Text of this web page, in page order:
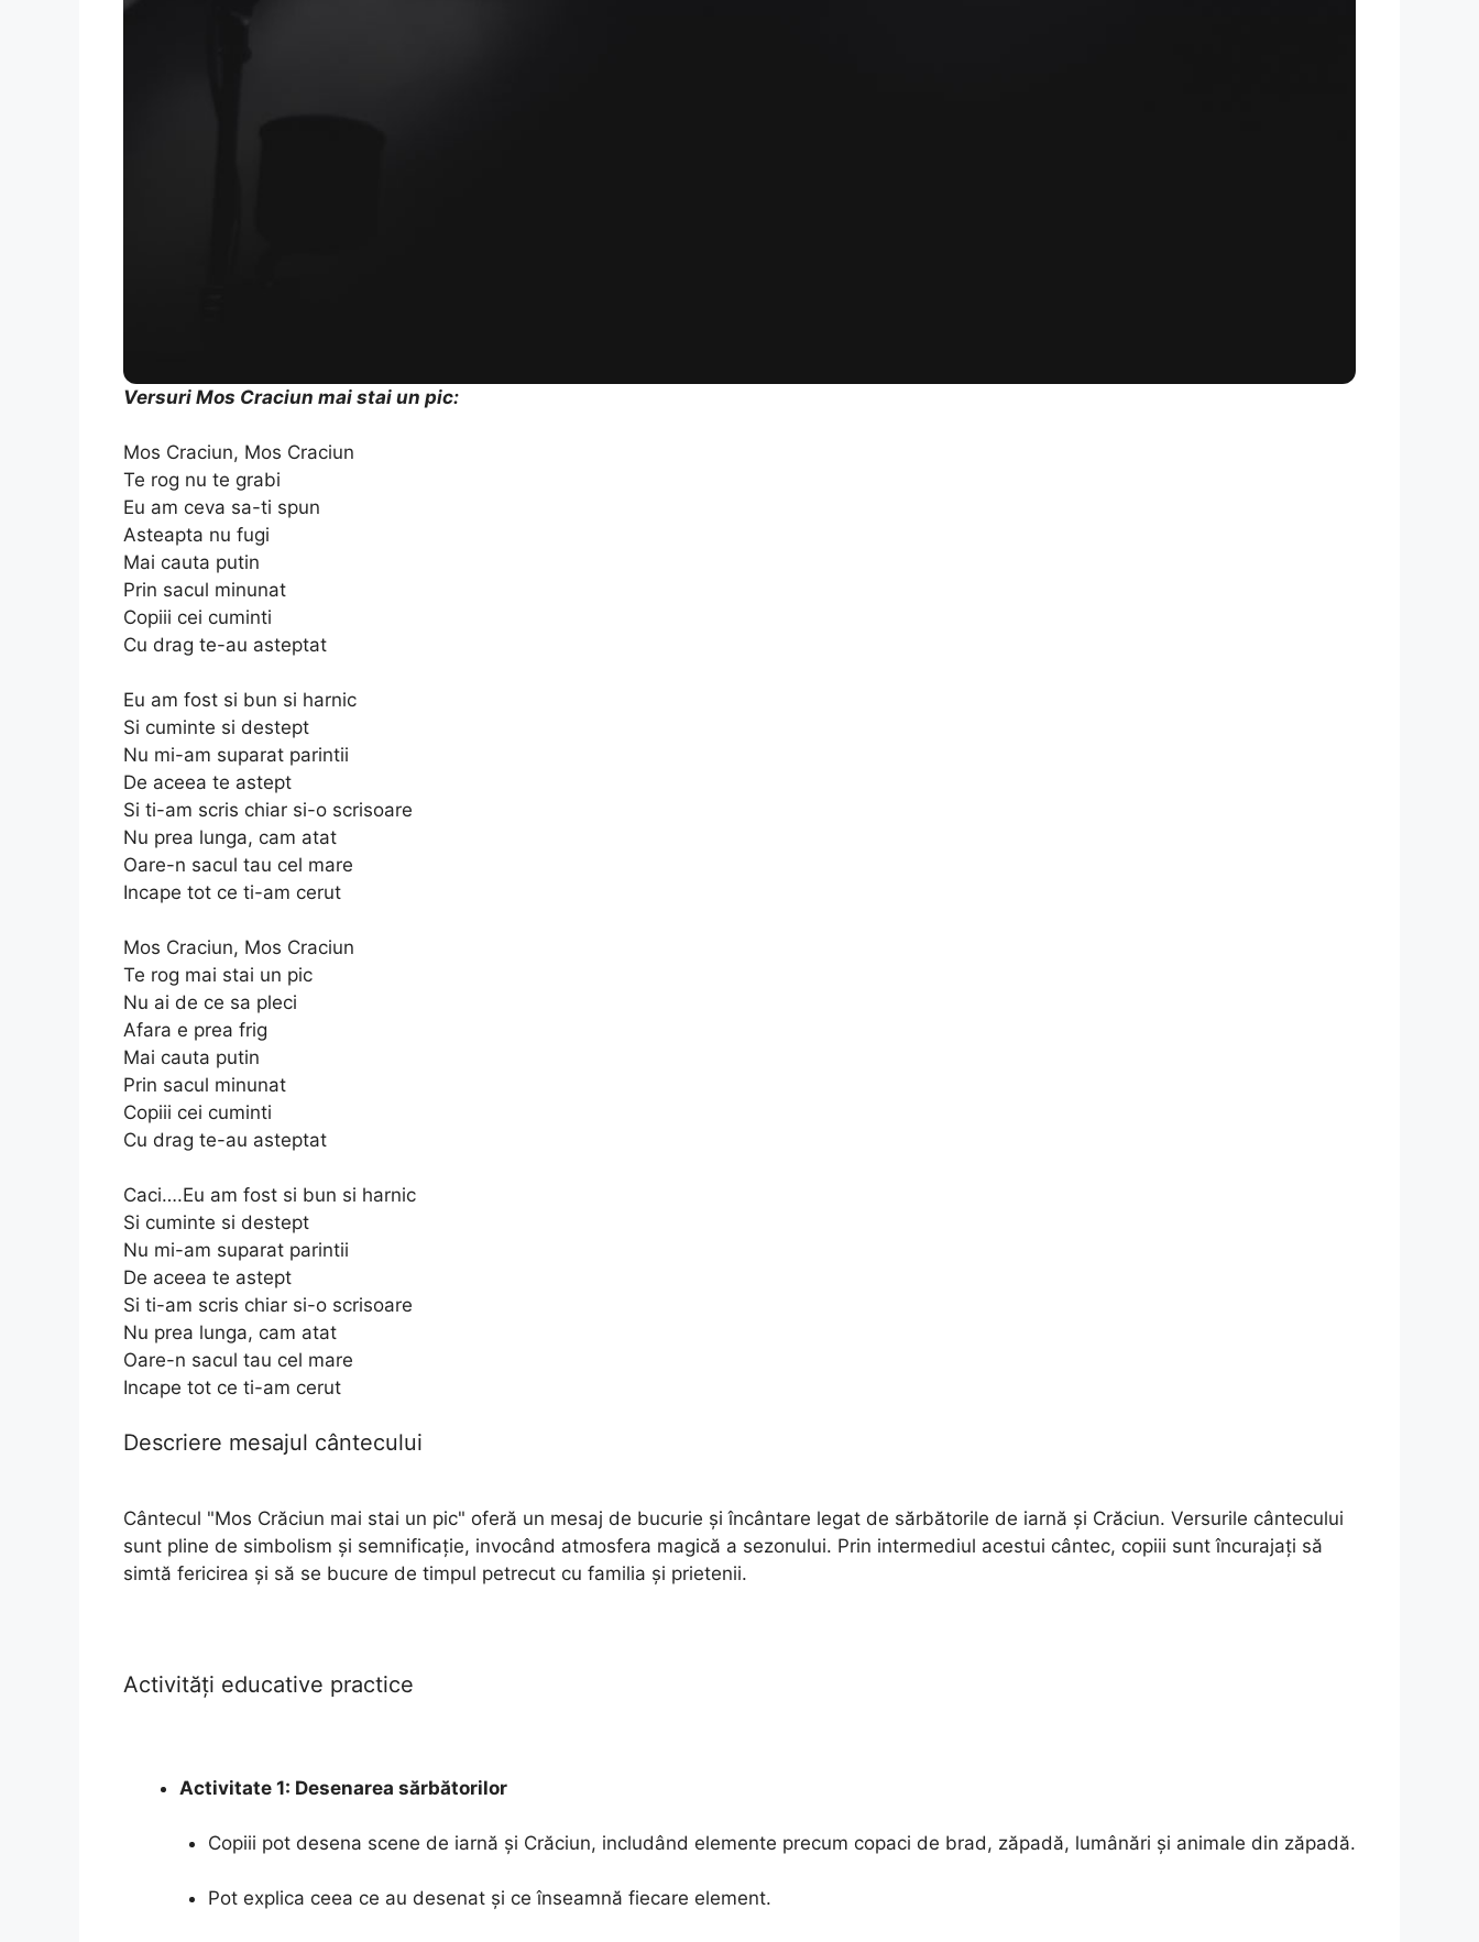
Versuri Mos Craciun mai stai un pic:
Mos Craciun, Mos Craciun
Te rog nu te grabi
Eu am ceva sa-ti spun
Asteapta nu fugi
Mai cauta putin
Prin sacul minunat
Copiii cei cuminti
Cu drag te-au asteptat
Eu am fost si bun si harnic
Si cuminte si destept
Nu mi-am suparat parintii
De aceea te astept
Si ti-am scris chiar si-o scrisoare
Nu prea lunga, cam atat
Oare-n sacul tau cel mare
Incape tot ce ti-am cerut
Mos Craciun, Mos Craciun
Te rog mai stai un pic
Nu ai de ce sa pleci
Afara e prea frig
Mai cauta putin
Prin sacul minunat
Copiii cei cuminti
Cu drag te-au asteptat
Caci….Eu am fost si bun si harnic
Si cuminte si destept
Nu mi-am suparat parintii
De aceea te astept
Si ti-am scris chiar si-o scrisoare
Nu prea lunga, cam atat
Oare-n sacul tau cel mare
Incape tot ce ti-am cerut
Descriere mesajul cântecului
Cântecul "Mos Crăciun mai stai un pic" oferă un mesaj de bucurie și încântare legat de sărbătorile de iarnă și Crăciun. Versurile cântecului
sunt pline de simbolism și semnificație, invocând atmosfera magică a sezonului. Prin intermediul acestui cântec, copiii sunt încurajați să
simtă fericirea și să se bucure de timpul petrecut cu familia și prietenii.
Activități educative practice
Activitate 1: Desenarea sărbătorilor
Copiii pot desena scene de iarnă și Crăciun, includând elemente precum copaci de brad, zăpadă, lumânări și animale din zăpadă.
Pot explica ceea ce au desenat și ce înseamnă fiecare element.